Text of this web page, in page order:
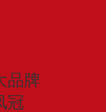
品牌
冠